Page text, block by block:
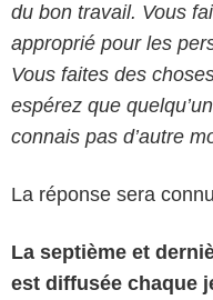
du bon travail. Vous
approprié pour les
Vous faites des
espérez que
connais pas d’autre
La réponse sera
La septième et
est diffusée chaque